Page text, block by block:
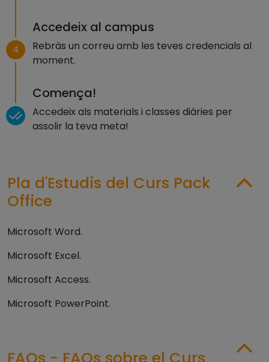
4
Accedeix al campus
Rebràs un correu amb les teves credencials al
moment.
Comença!
Accedeix als materials i classes diàries per
assolir la teva meta!
Pla d'Estudis del Curs Pack
Office
Microsoft Word.
Microsoft Excel.
Microsoft Access.
Microsoft PowerPoint.